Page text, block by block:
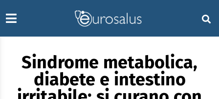
Sindrome metabolica,
diabete e intestino